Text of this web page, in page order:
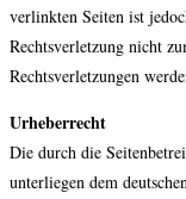
verlinkten Seiten ist
Rechtsverletzung nicht
Rechtsverletzungen
Urheberrecht
Die durch die
unterliegen dem